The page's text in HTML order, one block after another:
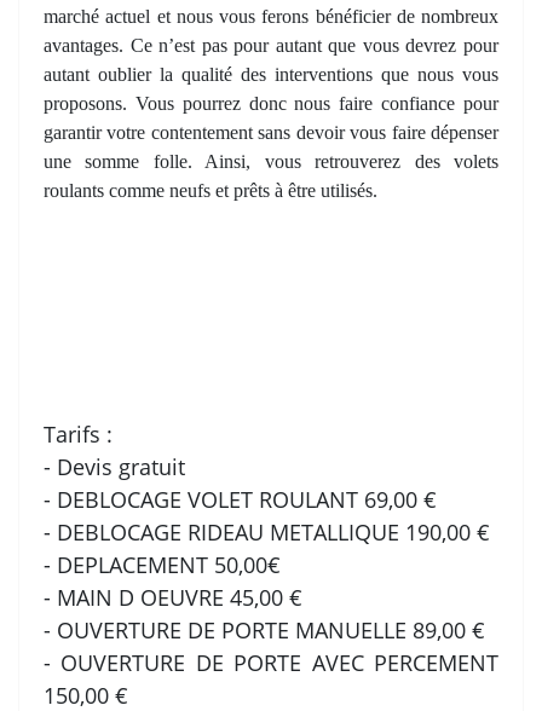
marché actuel et nous vous ferons bénéficier de nombreux
avantages. Ce n’est pas pour autant que vous devrez pour
autant oublier la qualité des interventions que nous vous
proposons. Vous pourrez donc nous faire confiance pour
garantir votre contentement sans devoir vous faire dépenser
une somme folle. Ainsi, vous retrouverez des volets
roulants comme neufs et prêts à être utilisés.
Tarifs :
- Devis gratuit
- DEBLOCAGE VOLET ROULANT 69,00 €
- DEBLOCAGE RIDEAU METALLIQUE 190,00 €
- DEPLACEMENT 50,00€
- MAIN D OEUVRE 45,00 €
- OUVERTURE DE PORTE MANUELLE 89,00 €
- OUVERTURE DE PORTE AVEC PERCEMENT
150,00 €